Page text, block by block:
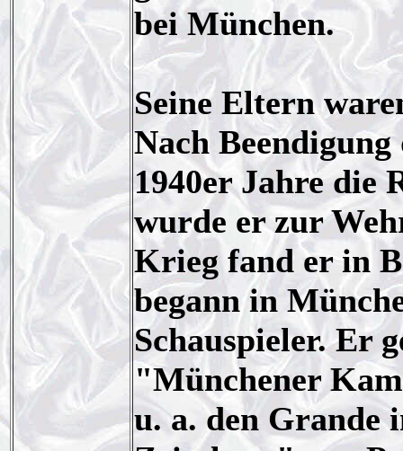
bei München.
Seine Eltern
Nach
1940er Jahre die
wurde er zur
Krieg fand er in
begann in
Schauspieler. Er
"Münchener
u. a. den Grande